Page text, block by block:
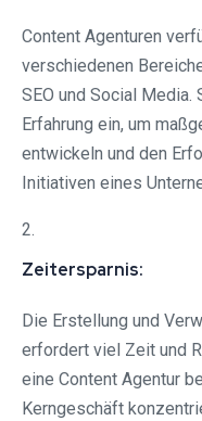
Content Agenturen
verschiedenen
SEO und Social Media.
Erfahrung ein, um
entwickeln und den
Initiativen eines
2.
Zeitersparnis:
Die Erstellung und
erfordert viel Zeit und
eine Content Agentur
Kerngeschäft